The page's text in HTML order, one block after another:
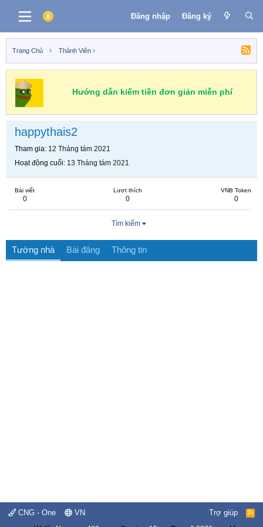
Đăng nhập Đăng ký
Trang Chủ Thành Viên
Hướng dẫn kiếm tiền đơn giản miễn phí
happythais2
Tham gia 12 Tháng tám 2021
Hoạt động cuối 13 Tháng tám 2021
Bài viết
0
Lượt thích
0
VNB Token
0
Tìm kiếm
Tường nhà Bài đăng Thông tin
CNG - One VN Trợ giúp
R